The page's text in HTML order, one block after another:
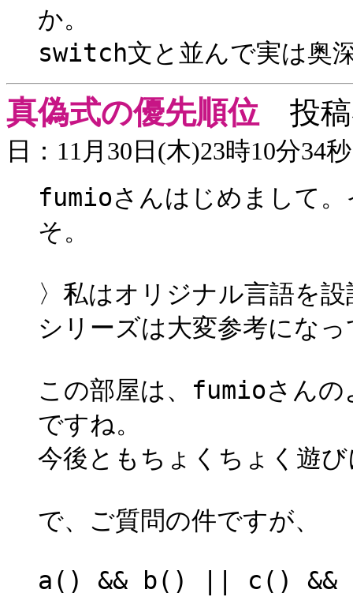
か。
switch文と並んで実は奥
真偽式の優先順位 投稿
日：11月30日(木)23時10分34秒
fumioさんはじめまして
そ。
〉私はオリジナル言語を
シリーズは大変参考にな
この部屋は、fumioさんの
ですね。
今後ともちょくちょく遊
で、ご質問の件ですが、
a() && b() || c() &&